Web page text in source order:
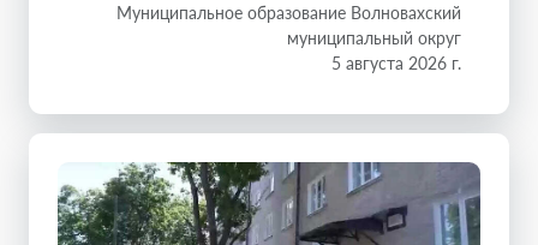
Муниципальное образование Волновахский
муниципальный округ
5 августа 2026 г.